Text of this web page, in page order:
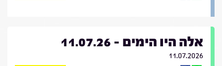
אלה היו הימים - 11.07.26
11.07.2026